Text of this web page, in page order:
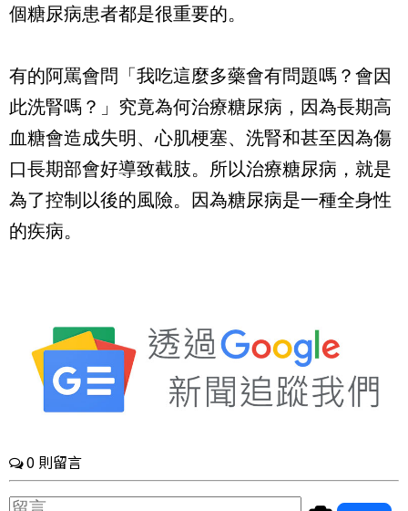
個糖尿病患者都是很重要的。
有的阿罵會問「我吃這麼多藥會有問題嗎？會因
此洗腎嗎？」究竟為何治療糖尿病，因為長期高
血糖會造成失明、心肌梗塞、洗腎和甚至因為傷
口長期部會好導致截肢。所以治療糖尿病，就是
為了控制以後的風險。因為糖尿病是一種全身性
的疾病。